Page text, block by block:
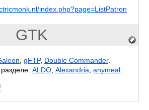
index.php?page=ListPatron
GTK
gFTP, Double Commander.
ALDO Alexandria anymeal